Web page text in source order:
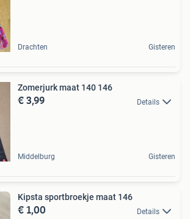
Drachten Gisteren
Zomerjurk maat 140 146
€ 3,99 Details
Middelburg Gisteren
Kipsta sportbroekje maat 146
€ 1,00 Details